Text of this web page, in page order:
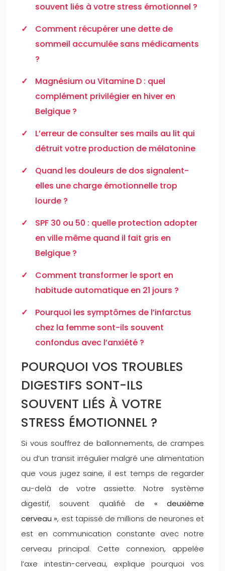
souvent liés à votre stress émotionnel ?
Comment récupérer une dette de
sommeil accumulée sans médicaments
?
Magnésium ou Vitamine D : quel
complément privilégier en hiver en
Belgique ?
L’erreur de consulter ses mails au lit qui
détruit votre production de mélatonine
Quand les douleurs de dos signalent-
elles une charge émotionnelle trop
lourde ?
SPF 30 ou 50 : quelle protection adopter
en ville même quand il fait gris en
Belgique ?
Comment transformer le sport en
habitude automatique en 21 jours ?
Pourquoi les symptômes de l’infarctus
chez la femme sont-ils souvent
confondus avec l’anxiété ?
POURQUOI VOS TROUBLES
DIGESTIFS SONT-ILS
SOUVENT LIÉS À VOTRE
STRESS ÉMOTIONNEL ?
Si vous souffrez de ballonnements, de crampes
ou d’un transit irrégulier malgré une alimentation
que vous jugez saine, il est temps de regarder
au-delà de votre assiette. Notre système
digestif, souvent qualifié de « deuxième
cerveau », est tapissé de millions de neurones et
est en communication constante avec notre
cerveau principal. Cette connexion, appelée
l’axe intestin-cerveau, explique pourquoi vos